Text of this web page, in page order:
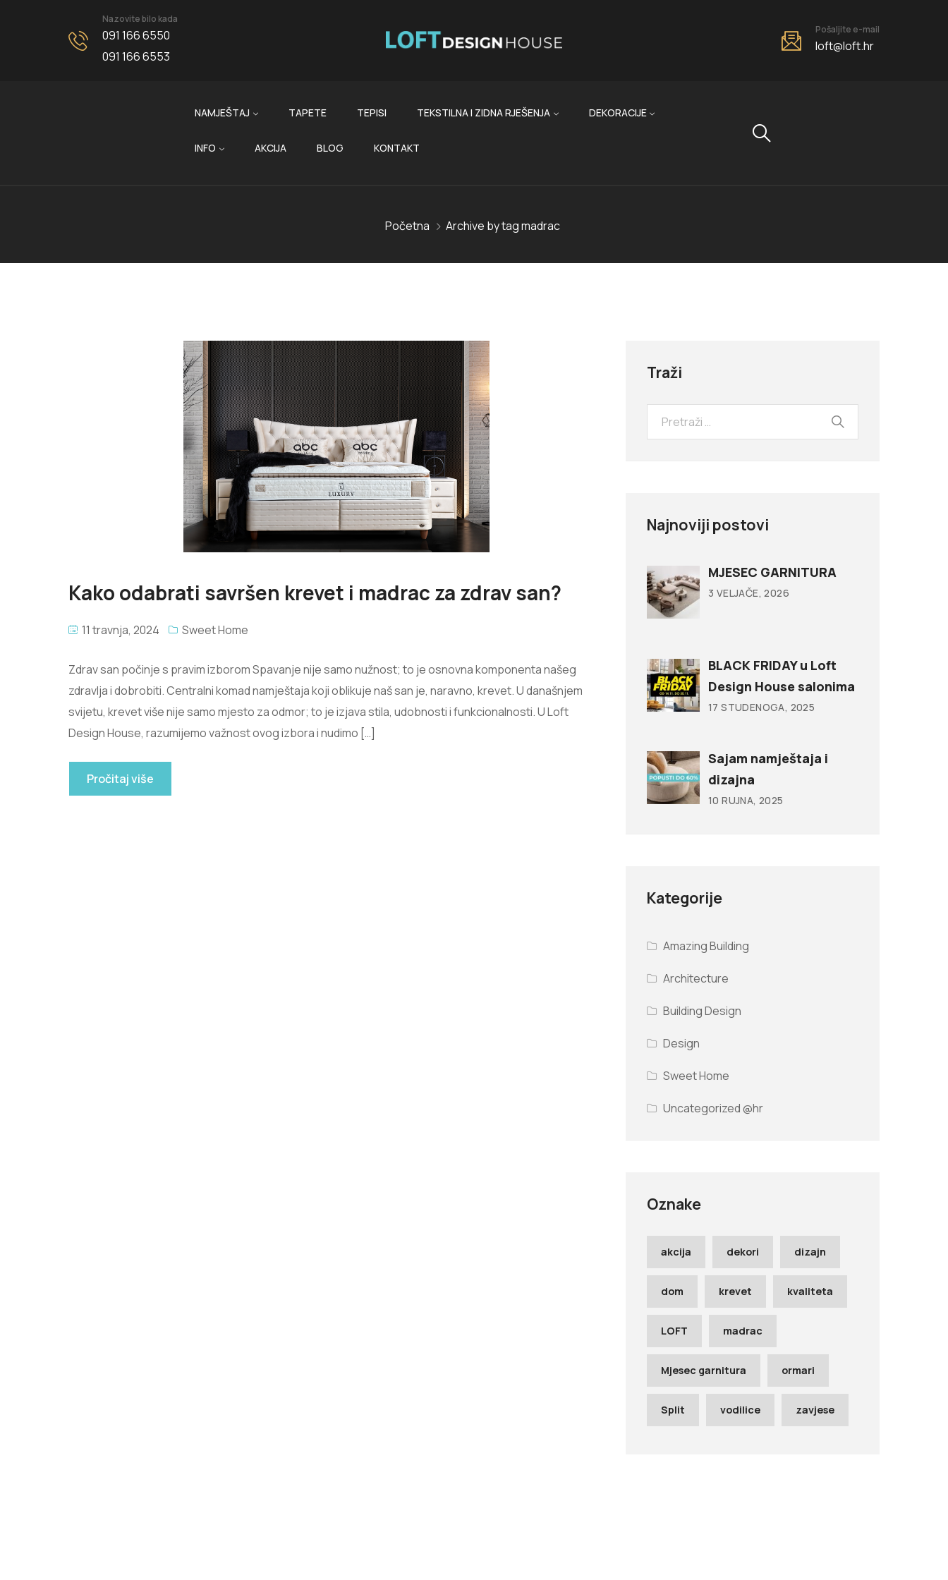
Nazovite bilo kada
091 166 6550
091 166 6553
Pošaljite e-mail
loft@loft.hr
NAMJEŠTAJ TAPETE TEPISI TEKSTILNA I ZIDNA RJEŠENJA DEKORACIJE
INFO AKCIJA BLOG KONTAKT
Početna Archive by tag madrac
Kako odabrati savršen krevet i madrac za zdrav san?
11 travnja, 2024 Sweet Home
Zdrav san počinje s pravim izborom Spavanje nije samo nužnost; to je osnovna komponenta našeg
zdravlja i dobrobiti. Centralni komad namještaja koji oblikuje naš san je, naravno, krevet. U današnjem
svijetu, krevet više nije samo mjesto za odmor; to je izjava stila, udobnosti i funkcionalnosti. U Loft
Design House, razumijemo važnost ovog izbora i nudimo […]
Pročitaj više
Traži
Najnoviji postovi
MJESEC GARNITURA
3 VELJAČE, 2026
BLACK FRIDAY u Loft
Design House salonima
17 STUDENOGA, 2025
Sajam namještaja i
dizajna
10 RUJNA, 2025
Kategorije
Amazing Building
Architecture
Building Design
Design
Sweet Home
Uncategorized @hr
Oznake
akcija dekori dizajn
dom krevet kvaliteta
LOFT madrac
Mjesec garnitura ormari
Split vodilice zavjese